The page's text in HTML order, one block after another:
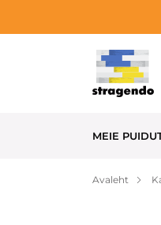
MEIE
Avaleht